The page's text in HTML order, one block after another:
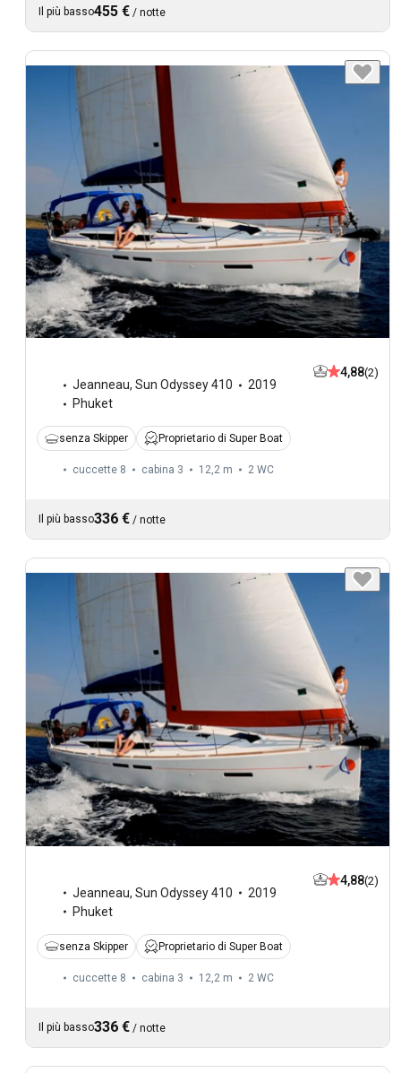
Il più basso455 € / notte
Jeanneau, Sun Odyssey 410
2019
Phuket
4,88(2)
senza Skipper Proprietario di Super Boat
cuccette 8 cabina 3 12,2 m 2 WC
Il più basso336 € / notte
Jeanneau, Sun Odyssey 410
2019
Phuket
4,88(2)
senza Skipper Proprietario di Super Boat
cuccette 8 cabina 3 12,2 m 2 WC
Il più basso336 € / notte